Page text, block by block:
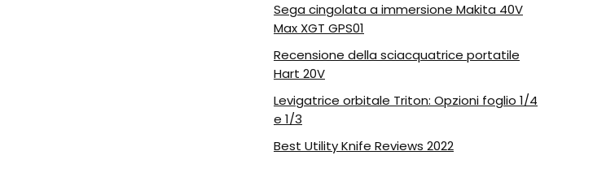
Sega cingolata a immersione Makita 40V
Max XGT GPS01
Recensione della sciacquatrice portatile
Hart 20V
Levigatrice orbitale Triton: Opzioni foglio 1/4
e 1/3
Best Utility Knife Reviews 2022